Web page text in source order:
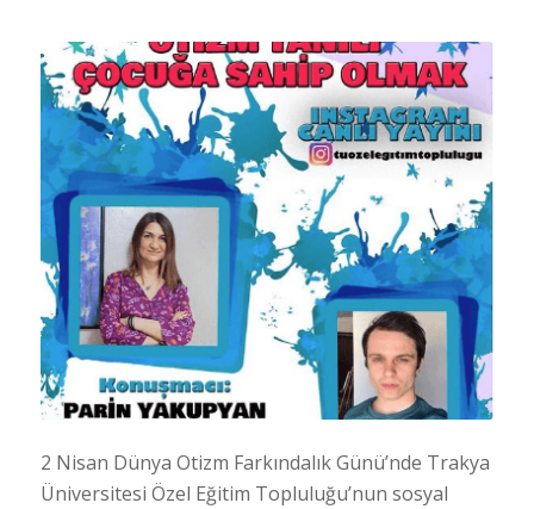
2 Nisan Dünya Otizm Farkındalık Günü’nde Trakya
Üniversitesi Özel Eğitim Topluluğu’nun sosyal